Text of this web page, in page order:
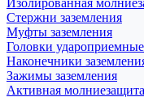
Изолированная
Стержни заземления
Муфты заземления
Головки удароприемные
Наконечники
Зажимы заземления
Активная молниезащита